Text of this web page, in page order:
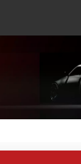
English
Pусский العربية
中